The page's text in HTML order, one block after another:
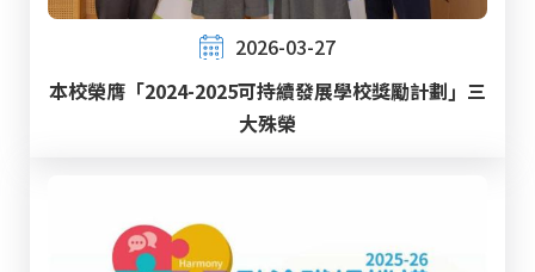
2026-03-27
本校榮膺「2024-2025可持續發展學校獎勵計劃」三
大殊榮